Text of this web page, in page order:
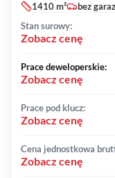
1410 m² bez
Stan surowy:
Zobacz cenę
Prace deweloperskie:
Zobacz cenę
Prace pod klucz:
Zobacz cenę
Cena jednostkowa
Zobacz cenę